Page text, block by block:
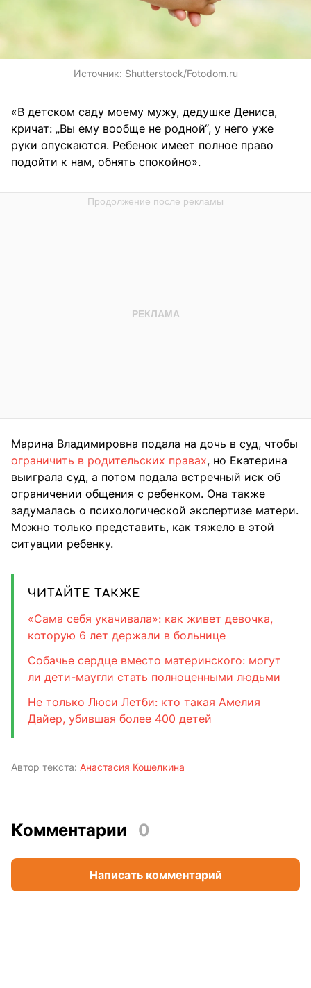
Источник: Shutterstock/Fotodom.ru
«В детском саду моему мужу, дедушке Дениса,
кричат: „Вы ему вообще не родной“, у него уже
руки опускаются. Ребенок имеет полное право
подойти к нам, обнять спокойно».
Марина Владимировна подала на дочь в суд, чтобы
ограничить в родительских правах, но Екатерина
выиграла суд, а потом подала встречный иск об
ограничении общения с ребенком. Она также
задумалась о психологической экспертизе матери.
Можно только представить, как тяжело в этой
ситуации ребенку.
ЧИТАЙТЕ ТАКЖЕ
«Сама себя укачивала»: как живет девочка,
которую 6 лет держали в больнице
Собачье сердце вместо материнского: могут
ли дети-маугли стать полноценными людьми
Не только Люси Летби: кто такая Амелия
Дайер, убившая более 400 детей
Автор текста: Анастасия Кошелкина
Комментарии 0
Написать комментарий